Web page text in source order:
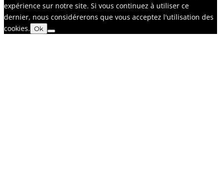
expérience sur notre site. Si vous continuez à utiliser ce
dernier, nous considérerons que vous acceptez l'utilisation des
cookies. Ok